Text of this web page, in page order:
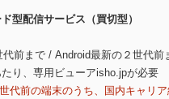
型配信サービス（買切型）
前まで / Android最新の２世代前
り、専用ビューアisho.jpが必要
代前の端末のうち、国内キャリ